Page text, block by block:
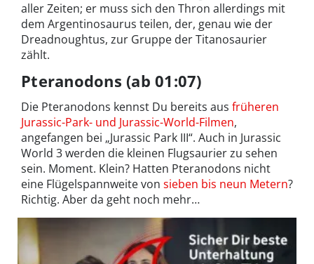
aller Zeiten; er muss sich den Thron allerdings mit
dem Argentinosaurus teilen, der, genau wie der
Dreadnoughtus, zur Gruppe der Titanosaurier
zählt.
Pteranodons (ab 01:07)
Die Pteranodons kennst Du bereits aus früheren
Jurassic-Park- und Jurassic-World-Filmen,
angefangen bei „Jurassic Park III“. Auch in Jurassic
World 3 werden die kleinen Flugsaurier zu sehen
sein. Moment. Klein? Hatten Pteranodons nicht
eine Flügelspannweite von sieben bis neun Metern?
Richtig. Aber da geht noch mehr…